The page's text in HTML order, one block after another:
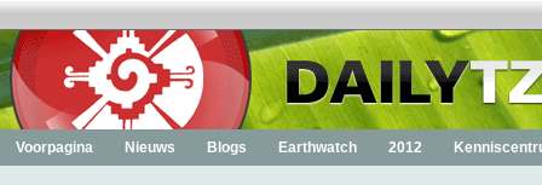
Voorpagina Nieuws Blogs Earthwatch 2012